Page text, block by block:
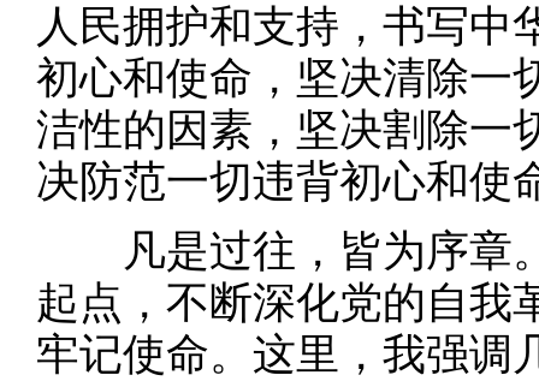
人民拥护和支持，书写中
初心和使命，坚决清除一
洁性的因素，坚决割除一
决防范一切违背初心和使
凡是过往，皆为序章
起点，不断深化党的自我
牢记使命。这里，我强调